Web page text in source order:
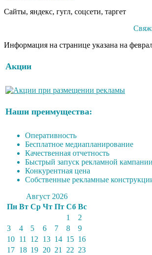
Сайты, яндекс, гугл, соцсети, таргет
Информация на странице указана на
Акции
Наши преимущества:
Оперативность
Бесплатное медиапланирование
Качественная отчетность
Быстрый запуск рекламной кампании
Конкурентная цена
Собственные рекламные
Август 2026
Пн Вт Ср Чт Пт Сб Вс
1
2
3
4 5 6 7 8
9
10 11 12 13 14 15 16
17 18 19 20 21 22 23